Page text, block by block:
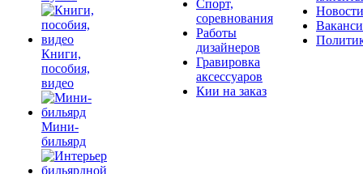
Книги,
пособия,
видео
Мини-
бильярд
Спорт,
соревнования
Работы
дизайнеров
Гравировка
аксессуаров
Кии на заказ
Новости